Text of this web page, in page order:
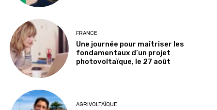
FRANCE
Une journée pour maîtriser les
fondamentaux d’un projet
photovoltaïque, le 27 août
AGRIVOLTAÏQUE